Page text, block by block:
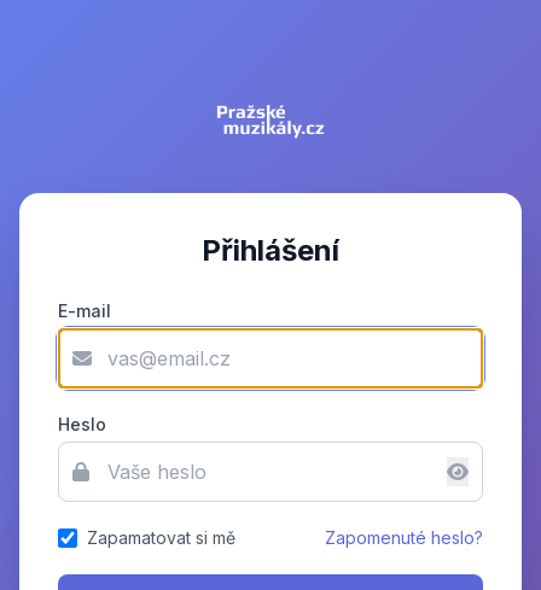
Přihlášení
E-mail
Heslo
Zapamatovat si mě Zapomenuté heslo?